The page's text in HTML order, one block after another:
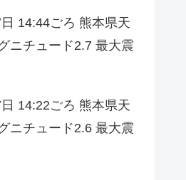
14:44ごろ 熊本県天
ニチュード2.7 最大震
14:22ごろ 熊本県天
ニチュード2.6 最大震